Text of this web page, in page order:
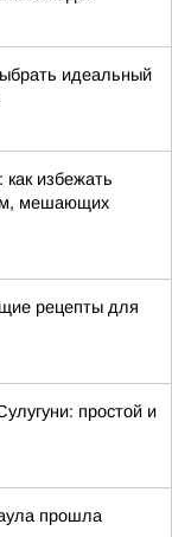
идеальный
избежать
мешающих
рецепты для
простой и
прошла